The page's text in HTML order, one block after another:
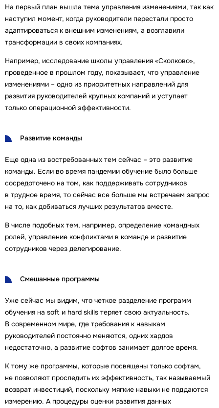
На первый план вышла тема управления изменениями, так как
наступил момент, когда руководители перестали просто
адаптироваться к внешним изменениям, а возглавили
трансформации в своих компаниях.
Например, исследование школы управления «Сколково»,
проведенное в прошлом году, показывает, что управление
изменениями – одно из приоритетных направлений для
развития руководителей крупных компаний и уступает
только операционной эффективности.
Развитие команды
Еще одна из востребованных тем сейчас – это развитие
команды. Если во время пандемии обучение было больше
сосредоточено на том, как поддерживать сотрудников
в трудное время, то сейчас все больше мы встречаем запрос
на то, как добиваться лучших результатов вместе.
В числе подобных тем, например, определение командных
ролей, управление конфликтами в команде и развитие
сотрудников через делегирование.
Смешанные программы
Уже сейчас мы видим, что четкое разделение программ
обучения на soft и hard skills теряет свою актуальность.
В современном мире, где требования к навыкам
руководителей постоянно меняются, одних хардов
недостаточно, а развитие софтов занимает долгое время.
К тому же программы, которые посвящены только софтам,
не позволяют проследить их эффективность, так называемый
возврат инвестиций, поскольку мягкие навыки не поддаются
измерению. А процедуры оценки развития данных